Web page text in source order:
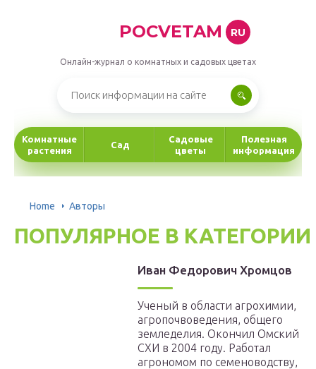
POCVETAM RU
Онлайн-журнал о комнатных и садовых цветах
Комнатные
растения
Сад
Садовые
цветы
Полезная
информация
Home Авторы
ПОПУЛЯРНОЕ В КАТЕГОРИИ
Иван Федорович Хромцов
Ученый в области агрохимии,
агропочвоведения, общего
земледелия. Окончил Омский
СХИ в 2004 году. Работал
агрономом по семеноводству,